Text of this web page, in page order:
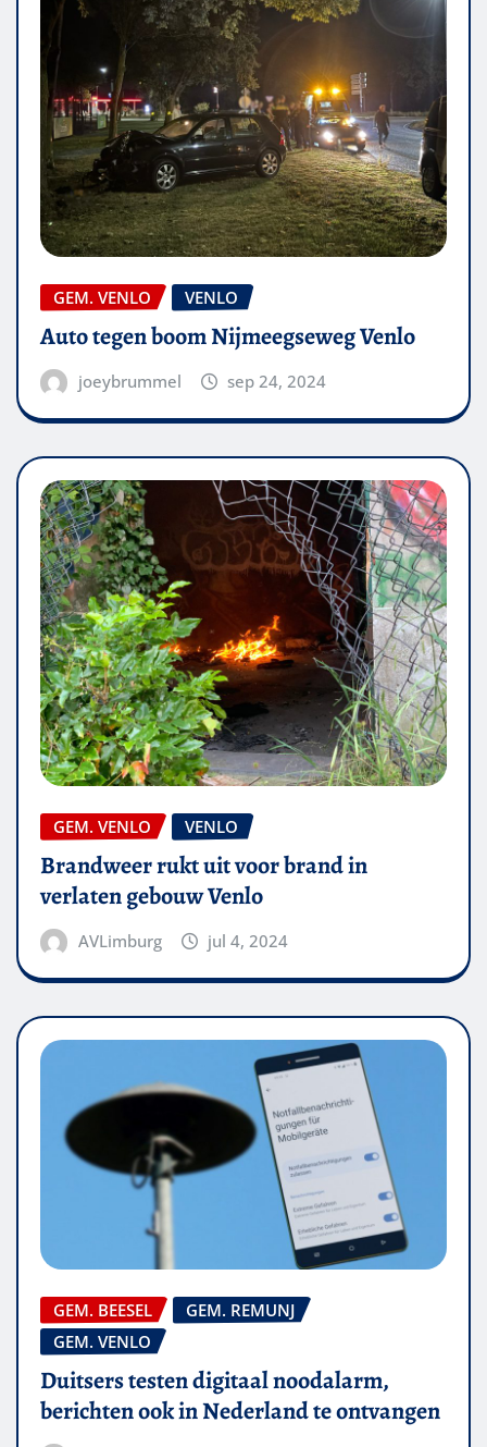
GEM. VENLO VENLO
Auto tegen boom Nijmeegseweg Venlo
joeybrummel sep 24, 2024
GEM. VENLO VENLO
Brandweer rukt uit voor brand in
verlaten gebouw Venlo
AVLimburg jul 4, 2024
GEM. BEESEL
GEM. REMUNJ
GEM. VENLO
Duitsers testen digitaal noodalarm,
berichten ook in Nederland te ontvangen